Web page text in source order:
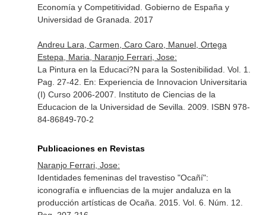
Economía y Competitividad. Gobierno de España y
Universidad de Granada. 2017
Andreu Lara, Carmen, Caro Caro, Manuel, Ortega
Estepa, Maria, Naranjo Ferrari, Jose:
La Pintura en la Educaci?N para la Sostenibilidad. Vol. 1.
Pag. 27-42. En: Experiencia de Innovacion Universitaria
(I) Curso 2006-2007 . Instituto de Ciencias de la
Educacion de la Universidad de Sevilla. 2009. ISBN 978-
84-86849-70-2
Publicaciones en Revistas
Naranjo Ferrari, Jose:
Identidades femeninas del travestiso "Ocañí":
iconografía e influencias de la mujer andaluza en la
producción artísticas de Ocaña. 2015. Vol. 6. Núm. 12.